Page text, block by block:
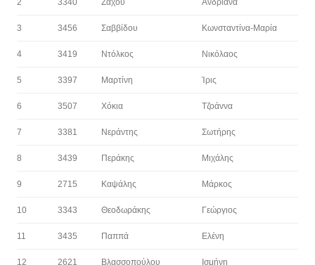
2 3340 Ζάχου Ανδριάνα
3 3456 Σαββίδου Κωνσταντίνα-Μαρία
4 3419 Ντόλκος Νικόλαος
5 3397 Μαρτίνη Ίρις
6 3507 Χόκια Τζοάννα
7 3381 Νεράντης Σωτήρης
8 3439 Περάκης Μιχάλης
9 2715 Καψάλης Μάρκος
10 3343 Θεοδωράκης Γεώργιος
11 3435 Παππά Ελένη
12 2621 Βλασσοπούλου Ισμήνη